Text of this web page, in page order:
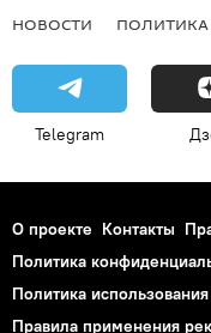
НОВОСТИ ПОЛИТИКА
Telegram
О проекте Контакты
Политика
Политика
Правила применения